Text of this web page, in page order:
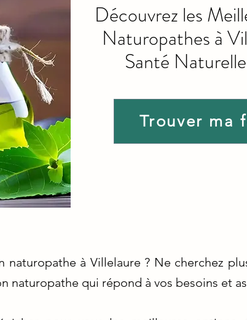
Trouver ma
Découvrez les
Naturopathes à
Santé
naturopathe à Villelaure ? Ne cherchez
naturopathe qui répond à vos besoins et